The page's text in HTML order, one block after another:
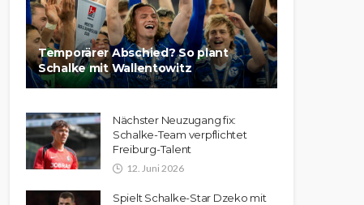
Temporärer Abschied? So plant
Schalke mit Wallentowitz
Nächster Neuzugang fix:
Schalke-Team verpflichtet
Freiburg-Talent
12. Juni 2026
Spielt Schalke-Star Dzeko mit